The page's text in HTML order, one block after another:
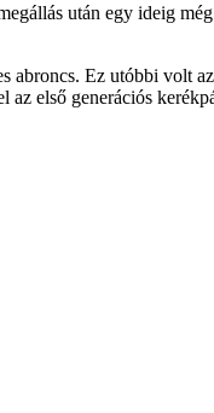
után egy ideig
abroncs. Ez utóbbi volt
első generációs